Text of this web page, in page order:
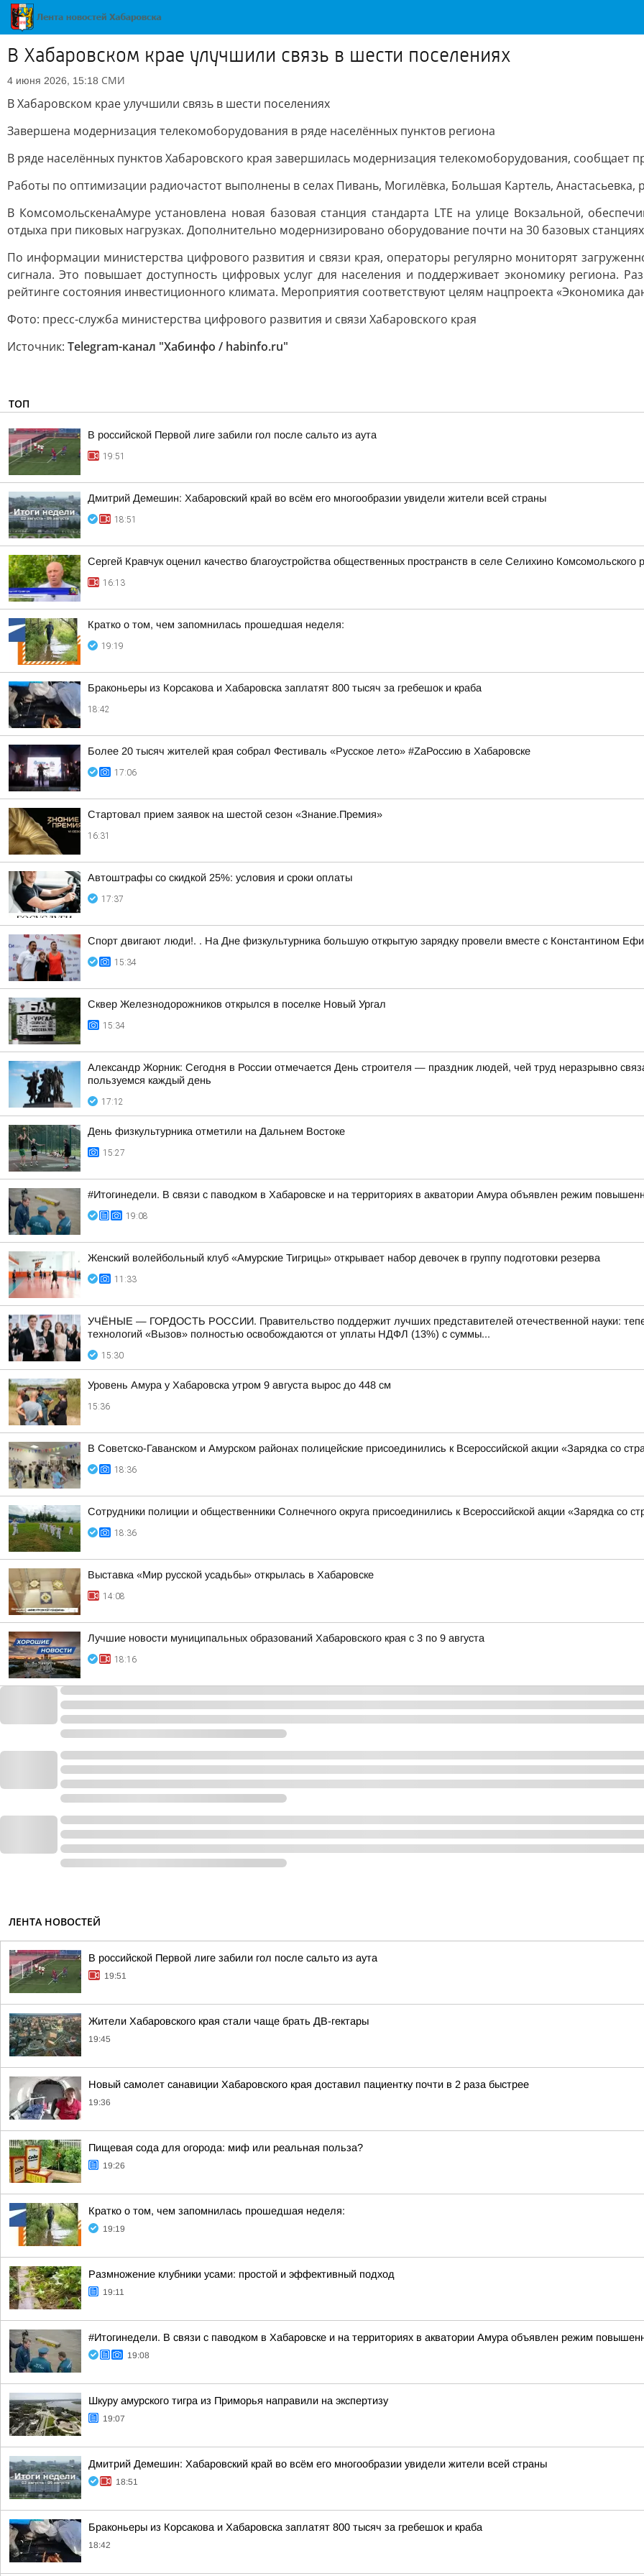
В Хабаровском крае улучшили связь в шести поселениях
4 июня 2026, 15:18 СМИ
В Хабаровском крае улучшили связь в шести поселениях
Завершена модернизация телекомоборудования в ряде населённых пунктов региона
В ряде населённых пунктов Хабаровского края завершилась модернизация телекомоборудования, сообщает
Работы по оптимизации радиочастот выполнены в селах Пивань, Могилёвка, Большая Картель, Анастасьевка,
В КомсомольскенаАмуре установлена новая базовая станция стандарта LTE на улице Вокзальной,
отдыха при пиковых нагрузках. Дополнительно модернизировано оборудование почти на 30 базовых
По информации министерства цифрового развития и связи края, операторы регулярно мониторят
сигнала. Это повышает доступность цифровых услуг для населения и поддерживает экономику региона.
рейтинге состояния инвестиционного климата. Мероприятия соответствуют целям нацпроекта «Экономика
Фото: пресс-служба министерства цифрового развития и связи Хабаровского края
Источник: Telegram-канал "Хабинфо / habinfo.ru"
ТОП
В российской Первой лиге забили гол после сальто из аута
19:51
Дмитрий Демешин: Хабаровский край во всём его многообразии увидели жители всей страны
18:51
Сергей Кравчук оценил качество благоустройства общественных пространств в селе Селихино Комсомольского
16:13
Кратко о том, чем запомнилась прошедшая неделя:
19:19
Браконьеры из Корсакова и Хабаровска заплатят 800 тысяч за гребешок и краба
18:42
Более 20 тысяч жителей края собрал Фестиваль «Русское лето» #ZaРоссию в Хабаровске
17:06
Стартовал прием заявок на шестой сезон «Знание.Премия»
16:31
Автоштрафы со скидкой 25%: условия и сроки оплаты
17:37
Спорт двигают люди!. . На Дне физкультурника большую открытую зарядку провели вместе с Константином
15:34
Сквер Железнодорожников открылся в поселке Новый Ургал
15:34
Александр Жорник: Сегодня в России отмечается День строителя — праздник людей, чей труд неразрывно
пользуемся каждый день
17:12
День физкультурника отметили на Дальнем Востоке
15:27
#Итогинедели. В связи с паводком в Хабаровске и на территориях в акватории Амура объявлен режим
19:08
Женский волейбольный клуб «Амурские Тигрицы» открывает набор девочек в группу подготовки резерва
11:33
УЧЁНЫЕ — ГОРДОСТЬ РОССИИ. Правительство поддержит лучших представителей отечественной науки:
технологий «Вызов» полностью освобождаются от уплаты НДФЛ (13%) с суммы...
15:30
Уровень Амура у Хабаровска утром 9 августа вырос до 448 см
15:36
В Советско-Гаванском и Амурском районах полицейские присоединились к Всероссийской акции «Зарядка со
18:36
Сотрудники полиции и общественники Солнечного округа присоединились к Всероссийской акции «Зарядка со
18:36
Выставка «Мир русской усадьбы» открылась в Хабаровске
14:08
Лучшие новости муниципальных образований Хабаровского края с 3 по 9 августа
18:16
ЛЕНТА НОВОСТЕЙ
В российской Первой лиге забили гол после сальто из аута
19:51
Жители Хабаровского края стали чаще брать ДВ-гектары
19:45
Новый самолет санавиции Хабаровского края доставил пациентку почти в 2 раза быстрее
19:36
Пищевая сода для огорода: миф или реальная польза?
19:26
Кратко о том, чем запомнилась прошедшая неделя:
19:19
Размножение клубники усами: простой и эффективный подход
19:11
#Итогинедели. В связи с паводком в Хабаровске и на территориях в акватории Амура объявлен режим
19:08
Шкуру амурского тигра из Приморья направили на экспертизу
19:07
Дмитрий Демешин: Хабаровский край во всём его многообразии увидели жители всей страны
18:51
Браконьеры из Корсакова и Хабаровска заплатят 800 тысяч за гребешок и краба
18:42